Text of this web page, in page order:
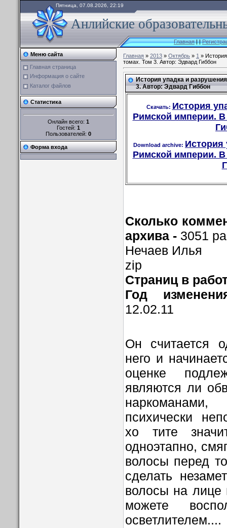
Пятница, 07.08.2026, 22:19
Анлийские
Главная||
Меню сайта
Главная страница
Информация о сайте
Каталог файлов
Статистика
Онлайн всего: 1
Гостей: 1
Пользователей: 0
Форма входа
Главная»2013 » Октябрь » 1»
томах. Том 3. Автор: Эдвард Гиббон
История упадка и
3. Автор: Эдвард Гиббон
Скачать: История
Римской империи.
Download archive: История
Римской империи.
Сколько
архива - 3051
Нечаев Илья
zip
Страниц в
Год
12.02.11
Он считается
него и
оценке
являются ли
психически
хо­ тите
одноэтапно,
волосы перед
сделать
волосы на лице
можете
осветлителем....